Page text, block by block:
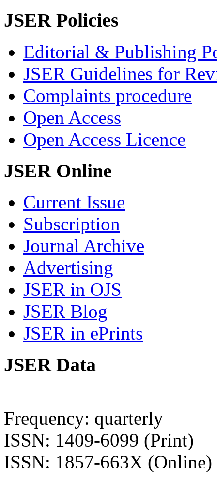
JSER Policies
Editorial & Publishing
JSER Guidelines for
Complaints procedure
Open Access
Open Access Licence
JSER Online
Current Issue
Subscription
Journal Archive
Advertising
JSER in OJS
JSER Blog
JSER in ePrints
JSER Data
Frequency: quarterly
ISSN: 1409-6099 (Print)
ISSN: 1857-663X (Online)